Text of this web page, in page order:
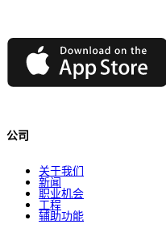
App Store
公司
关于我们
新闻
职业机会
工程
辅助功能